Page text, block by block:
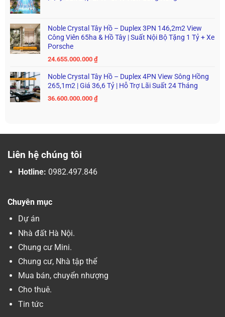
Noble Crystal Tây Hồ – Duplex 3PN 146,2m2 View
Công Viên 65ha & Hồ Tây | Suất Nội Bộ Tặng 1 Tỷ + Xe
Porsche
24.655.000.000 ₫
Noble Crystal Tây Hồ – Duplex 4PN View Sông Hồng
265,1m2 | Giá 36,6 Tỷ | Hỗ Trợ Lãi Suất 24 Tháng
36.600.000.000 ₫
Liên hệ chúng tôi
Hotline: 0982.497.846
Chuyên mục
Dự án
Nhà đất Hà Nội.
Chung cư Mini.
Chung cư, Nhà tập thể
Mua bán, chuyển nhượng
Cho thuê.
Tin tức